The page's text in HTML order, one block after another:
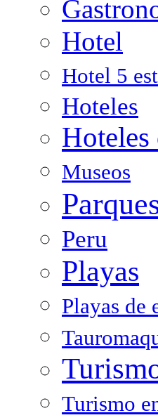
Hotel
Hotel 5
Hoteles
Hoteles
Museos
Peru
Playas
Playas de
Turismo